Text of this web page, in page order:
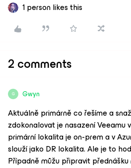
1 person likes this
2 comments
G Gwyn
Aktuálně primárně co řešíme a
zdokonalovat je nasazení Veeamu
primární lokalita je on-prem a v
slouží jako DR lokalita. Ale je to
Případně můžu připravit